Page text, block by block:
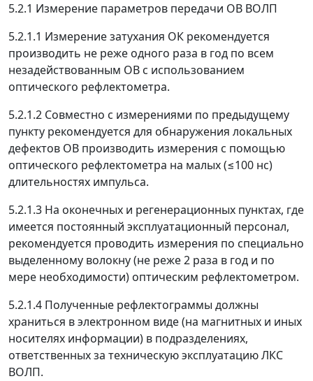
5.2.1 Измерение параметров передачи ОВ ВОЛП
5.2.1.1 Измерение затухания ОК рекомендуется
производить не реже одного раза в год по всем
незадействованным ОВ с использованием
оптического рефлектометра.
5.2.1.2 Совместно с измерениями по предыдущему
пункту рекомендуется для обнаружения локальных
дефектов ОВ производить измерения с помощью
оптического рефлектометра на малых (≤100 нс)
длительностях импульса.
5.2.1.3 На оконечных и регенерационных пунктах, где
имеется постоянный эксплуатационный персонал,
рекомендуется проводить измерения по специально
выделенному волокну (не реже 2 раза в год и по
мере необходимости) оптическим рефлектометром.
5.2.1.4 Полученные рефлектограммы должны
храниться в электронном виде (на магнитных и иных
носителях информации) в подразделениях,
ответственных за техническую эксплуатацию ЛКС
ВОЛП.